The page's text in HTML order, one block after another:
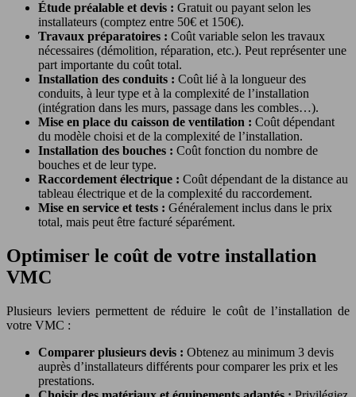
Étude préalable et devis : Gratuit ou payant selon les
installateurs (comptez entre 50€ et 150€).
Travaux préparatoires : Coût variable selon les travaux
nécessaires (démolition, réparation, etc.). Peut représenter une
part importante du coût total.
Installation des conduits : Coût lié à la longueur des
conduits, à leur type et à la complexité de l’installation
(intégration dans les murs, passage dans les combles…).
Mise en place du caisson de ventilation : Coût dépendant
du modèle choisi et de la complexité de l’installation.
Installation des bouches : Coût fonction du nombre de
bouches et de leur type.
Raccordement électrique : Coût dépendant de la distance au
tableau électrique et de la complexité du raccordement.
Mise en service et tests : Généralement inclus dans le prix
total, mais peut être facturé séparément.
Optimiser le coût de votre installation
VMC
Plusieurs leviers permettent de réduire le coût de l’installation de
votre VMC :
Comparer plusieurs devis : Obtenez au minimum 3 devis
auprès d’installateurs différents pour comparer les prix et les
prestations.